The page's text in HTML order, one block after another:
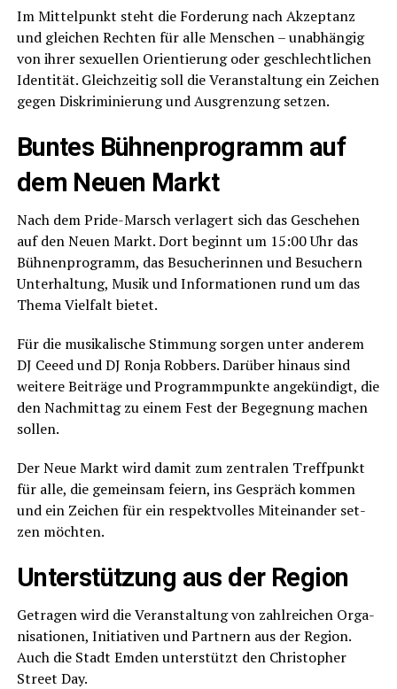
Im Mit­tel­punkt steht die For­de­rung nach Akzep­tanz
und glei­chen Rech­ten für alle Men­schen – unab­hän­gig
von ihrer sexu­el­len Ori­en­tie­rung oder geschlecht­li­chen
Iden­ti­tät. Gleich­zei­tig soll die Ver­an­stal­tung ein Zei­chen
gegen Dis­kri­mi­nie­rung und Aus­gren­zung setzen.
Bun­tes Büh­nen­pro­gramm auf
dem Neu­en Markt
Nach dem Pri­de-Marsch ver­la­gert sich das Gesche­hen
auf den Neu­en Markt. Dort beginnt um 15:00 Uhr das
Büh­nen­pro­gramm, das Besu­che­rin­nen und Besu­chern
Unter­hal­tung, Musik und Infor­ma­tio­nen rund um das
The­ma Viel­falt bietet.
Für die musi­ka­li­sche Stim­mung sor­gen unter ande­rem
DJ Cee­ed und DJ Ron­ja Rob­bers. Dar­über hin­aus sind
wei­te­re Bei­trä­ge und Pro­gramm­punk­te ange­kün­digt, die
den Nach­mit­tag zu einem Fest der Begeg­nung machen
sollen.
Der Neue Markt wird damit zum zen­tra­len Treff­punkt
für alle, die gemein­sam fei­ern, ins Gespräch kom­men
und ein Zei­chen für ein respekt­vol­les Mit­ein­an­der set­
zen möchten.
Unter­stüt­zung aus der Region
Getra­gen wird die Ver­an­stal­tung von zahl­rei­chen Orga­
ni­sa­tio­nen, Initia­ti­ven und Part­nern aus der Regi­on.
Auch die Stadt Emden unter­stützt den Chris­to­pher
Street Day.